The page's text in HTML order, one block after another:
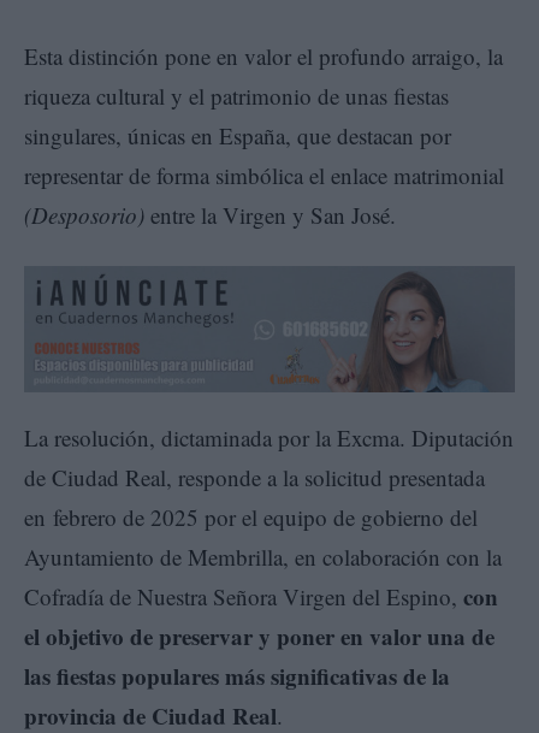
Esta distinción pone en valor el profundo arraigo, la
riqueza cultural y el patrimonio de unas fiestas
singulares, únicas en España, que destacan por
representar de forma simbólica el enlace matrimonial
(Desposorio) entre la Virgen y San José.
La resolución, dictaminada por la Excma. Diputación
de Ciudad Real, responde a la solicitud presentada
en febrero de 2025 por el equipo de gobierno del
Ayuntamiento de Membrilla, en colaboración con la
Cofradía de Nuestra Señora Virgen del Espino, con
el objetivo de preservar y poner en valor una de
las fiestas populares más significativas de la
provincia de Ciudad Real.